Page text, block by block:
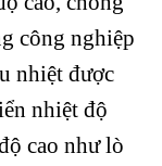
công nghiệp
nhiệt được
nhiệt độ
cao như lò